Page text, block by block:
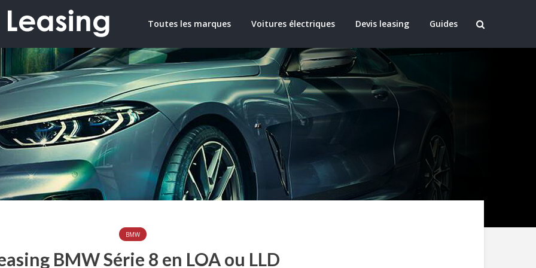
Toutes les marques Voitures électriques Devis leasing Guides
BMW
BMW Série 8 en LOA ou LLD